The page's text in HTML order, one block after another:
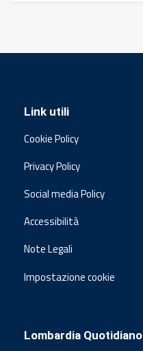
Link utili
Cookie Policy
Privacy Policy
Social media Policy
Accessibilità
Note Legali
Impostazione cookie
Lombardia Quotidiano